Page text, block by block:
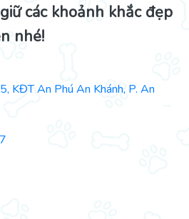
các khoảnh khắc đẹp
nhé!
KĐT An Phú An Khánh, P. An